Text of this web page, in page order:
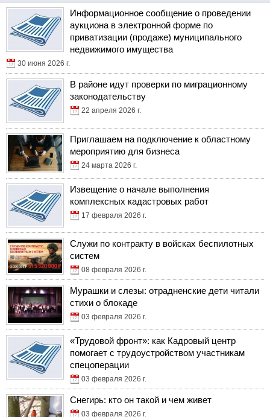
Информационное сообщение о проведении
аукциона в электронной форме по
приватизации (продаже) муниципального
недвижимого имущества
30 июня 2026 г.
В районе идут проверки по миграционному
законодательству
22 апреля 2026 г.
Приглашаем на подключение к областному
мероприятию для бизнеса
24 марта 2026 г.
Извещение о начале выполнения
комплексных кадастровых работ
17 февраля 2026 г.
Служи по контракту в войсках беспилотных
систем
08 февраля 2026 г.
Мурашки и слезы: отрадненские дети читали
стихи о блокаде
03 февраля 2026 г.
«Трудовой фронт»: как Кадровый центр
помогает с трудоустройством участникам
спецоперации
03 февраля 2026 г.
Снегирь: кто он такой и чем живет
03 февраля 2026 г.